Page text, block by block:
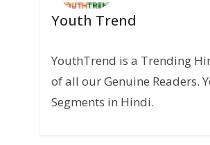
Youth Trend
YouthTrend is a Trending
of all our Genuine Readers.
Segments in Hindi.